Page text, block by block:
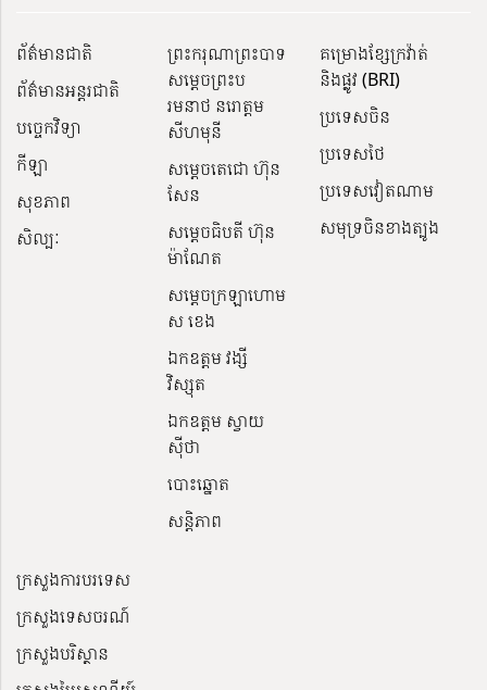
ព័ត៌មានជាតិ
ព័ត៌មានអន្តរជាតិ
បច្ចេកវិទ្យា
កីឡា
សុខភាព
សិល្បៈ
ព្រះករុណាព្រះបាទ
សម្តេចព្រះប
រមនាថ នរោត្តម
សីហមុនី
សម្តេចតេជោ ហ៊ុន
សែន
សម្ដេចធិបតី ហ៊ុន
ម៉ាណែត
សម្ដេចក្រឡាហោម
ស ខេង
ឯកឧត្តម វង្សី
វិស្សុត
ឯកឧត្តម ស្វាយ
ស៊ីថា
បោះឆ្នោត
សន្តិភាព
គម្រោងខ្សែក្រវ៉ាត់
និងផ្លូវ (BRI)
ប្រទេសចិន
ប្រទេសថៃ
ប្រទេសវៀតណាម
សមុទ្រចិនខាងត្បូង
ក្រសួងការបរទេស
ក្រសួងទេសចរណ៍
ក្រសួងបរិស្ថាន